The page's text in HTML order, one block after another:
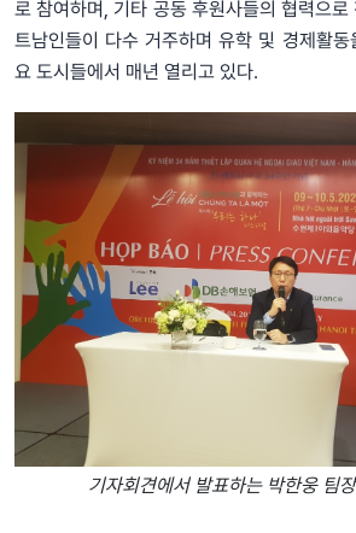
로 참여하며, 기타 공동 후원사들의 협력으
트남인들이 다수 거주하며 유학 및 경제활
요 도시들에서 매년 열리고 있다.
기자회견에서 발표하는 박한웅 팀